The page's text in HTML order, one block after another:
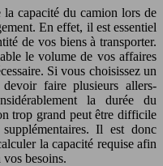
capacité du camion lors de
En effet, il est essentiel
de vos biens à transporter.
le volume de vos affaires
Si vous choisissez un
faire plusieurs allers-
la durée du
trop grand peut être difficile
Il est donc
la capacité requise afin
besoins.